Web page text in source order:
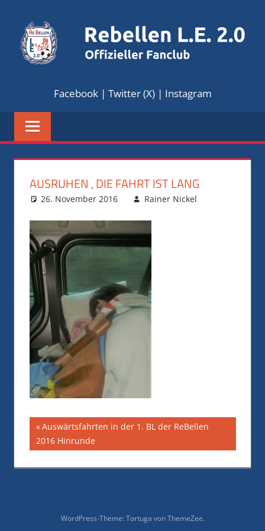
Inhalt
springen
REBELLEN
2.0
Facebook| Twitter (X) | Instagram
AUSRUHEN , DIE FAHRT IST LANG
26. November 2016 Rainer Nickel
Beitragsnavigation
Vorheriger
Beitrag:
Auswärtsfahrten in der 1. BL der ReBellen
2016 Hinrunde
WordPress-Theme: Tortuga von ThemeZee.